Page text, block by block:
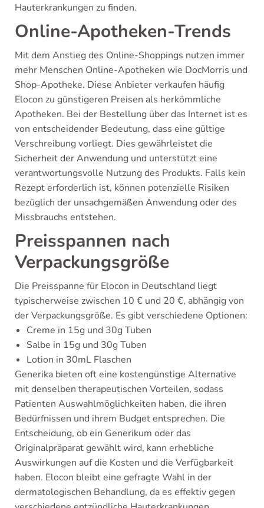
Hauterkrankungen zu finden.
Online-Apotheken-Trends
Mit dem Anstieg des Online-Shoppings nutzen immer
mehr Menschen Online-Apotheken wie DocMorris und
Shop-Apotheke. Diese Anbieter verkaufen häufig
Elocon zu günstigeren Preisen als herkömmliche
Apotheken. Bei der Bestellung über das Internet ist es
von entscheidender Bedeutung, dass eine gültige
Verschreibung vorliegt. Dies gewährleistet die
Sicherheit der Anwendung und unterstützt eine
verantwortungsvolle Nutzung des Produkts. Falls kein
Rezept erforderlich ist, können potenzielle Risiken
bezüglich der unsachgemäßen Anwendung oder des
Missbrauchs entstehen.
Preisspannen nach
Verpackungsgröße
Die Preisspanne für Elocon in Deutschland liegt
typischerweise zwischen 10 € und 20 €, abhängig von
der Verpackungsgröße. Es gibt verschiedene Optionen:
Creme in 15g und 30g Tuben
Salbe in 15g und 30g Tuben
Lotion in 30mL Flaschen
Generika bieten oft eine kostengünstige Alternative
mit denselben therapeutischen Vorteilen, sodass
Patienten Auswahlmöglichkeiten haben, die ihren
Bedürfnissen und ihrem Budget entsprechen. Die
Entscheidung, ob ein Generikum oder das
Originalpräparat gewählt wird, kann erhebliche
Auswirkungen auf die Kosten und die Verfügbarkeit
haben. Elocon bleibt eine gefragte Wahl in der
dermatologischen Behandlung, da es effektiv gegen